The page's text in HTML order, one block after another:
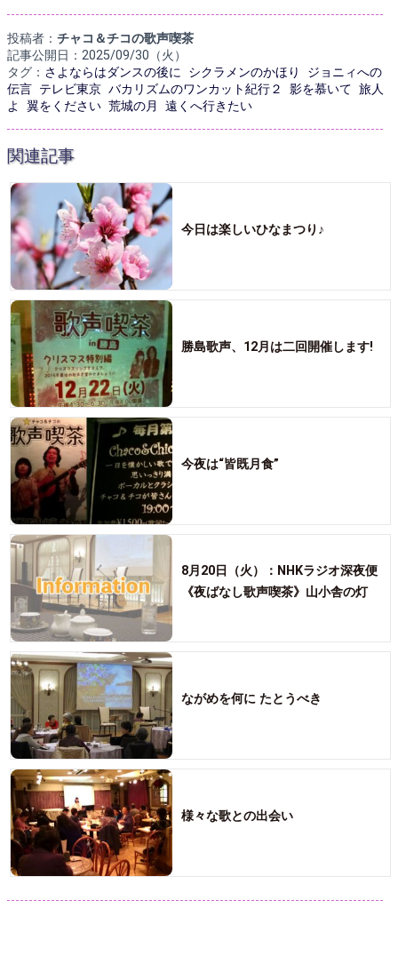
投稿者： チャコ＆チコの歌声喫茶
記事公開日：2025/09/30（火）
タグ： さよならはダンスの後に シクラメンのかほり
ジョニィへの
伝言 テレビ東京 バカリズムのワンカット紀行２ 影を慕いて 旅人
よ
翼をください 荒城の月 遠くへ行きたい
関連記事
今日は楽しいひなまつり♪
勝島歌声、12月は二回開催します!
今夜は“皆既月食”
8月20日（火）：NHKラジオ深夜便
《夜ばなし歌声喫茶》山小舎の灯
ながめを何に たとうべき
様々な歌との出会い